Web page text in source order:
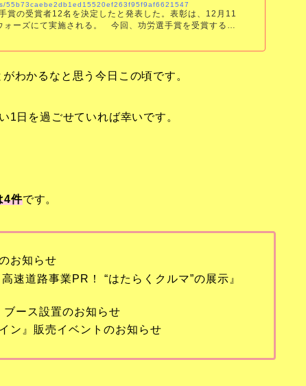
55b73caebe2db1ed15520ef263f95f9af6621547
の受賞者12名を決定したと発表した。表彰は、12月11
ォーズにて実施される。 今回、功労選手賞を受賞するの
わかるなと思う今日この頃です。
1日を過ごせていれば幸いです。
4件です。
お知らせ
速道路事業PR！ “はたらくクルマ”の展示』
ブース設置のお知らせ
ン』販売イベントのお知らせ